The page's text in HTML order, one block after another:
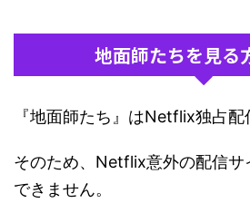
地面師たちを見る
『地面師たち』はNetflix独占配
そのため、Netflix意外の配信サ
できません。